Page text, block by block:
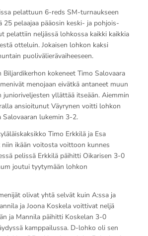
pelattuun 6-reds SM-turnaukseen
25 pelaajaa pääosin keski- ja pohjois-
pelattiin neljässä lohkossa kaikki kaikkia
otteluin. Jokaisen lohkon kaksi
puolivälierävaiheeseen.
kokeneet Timo Salovaara
menojaan eivätkä antaneet muun
junioriveljesten yllättää itseään. Aiemmin
ansioitunut Väyrynen voitti lohkon
Salovaaran lukemin 3-2.
Timo Erkkilä ja Esa
niin ikään voitosta voittoon kunnes
pelissä Erkkilä päihitti Oikarisen 3-0
joutui tyytymään lohkon
olivat yhtä selvät kuin A:ssa ja
ja Joona Koskela voittivat neljä
ja Mannila päihitti Koskelan 3-0
kamppailussa. D-lohko oli sen